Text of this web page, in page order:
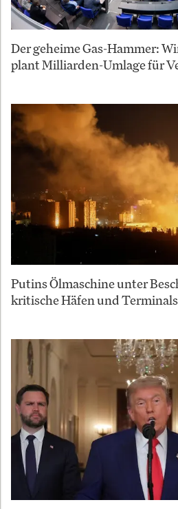
Der geheime Gas-Hammer:
plant Milliarden-Umlage für
Putins Ölmaschine unter
kritische Häfen und Terminals